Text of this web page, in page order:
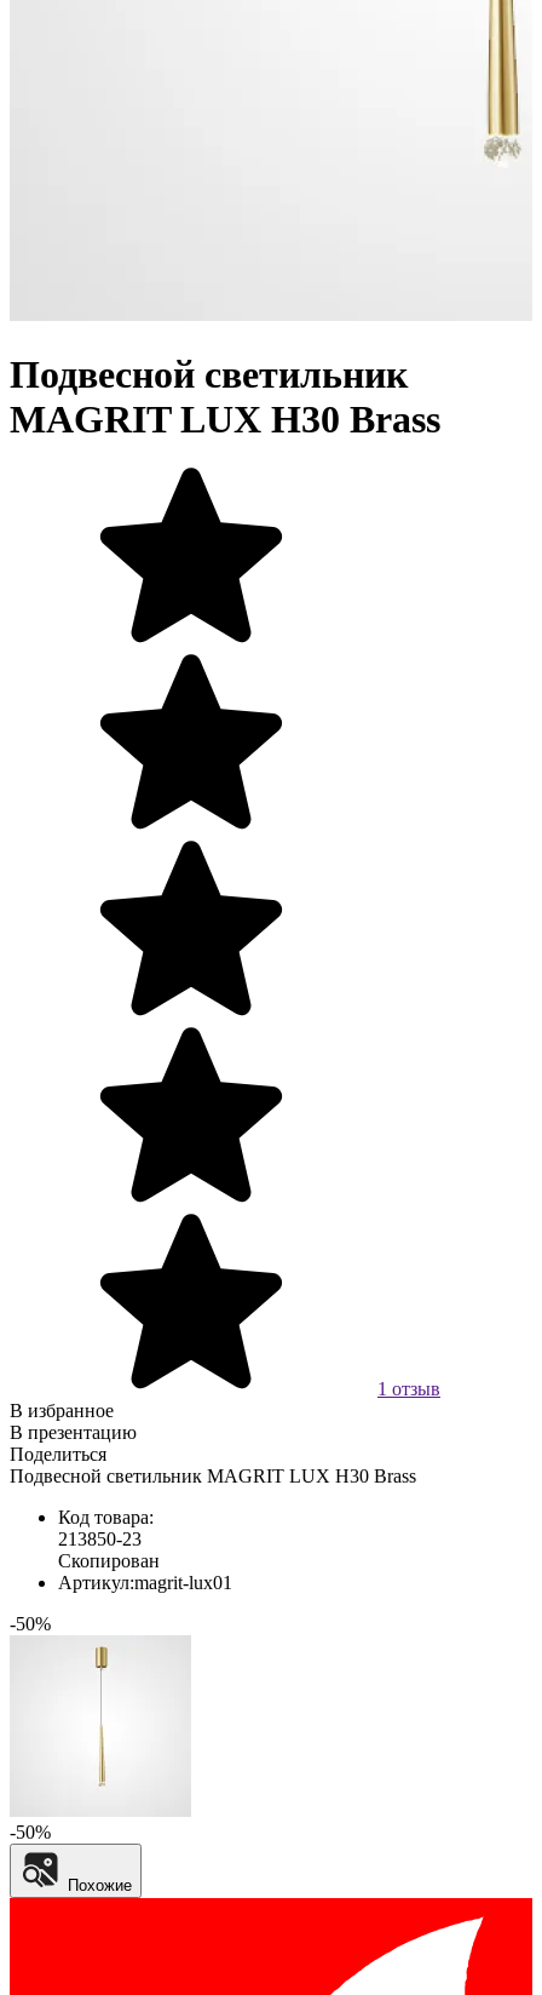
Подвесной светильник
MAGRIT LUX H30 Brass
1 отзыв
В избранное
В презентацию
Поделиться
Подвесной светильник MAGRIT LUX H30 Brass
Код товара:
213850-23
Скопирован
Артикул:magrit-lux01
-50%
-50%
Похожие